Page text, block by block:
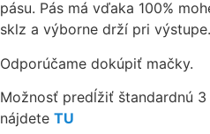
pásu. Pás má vďaka 100%
sklz a výborne drží pri výstupe.
Odporúčame dokúpiť mačky.
Možnosť predĺžiť štandardnú
nájdete TU